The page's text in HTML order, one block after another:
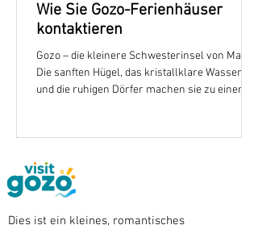
Wie Sie Gozo-Ferienhäuser
kontaktieren
Gozo – die kleinere Schwesterinsel von Malta.
Die sanften Hügel, das kristallklare Wasser
und die ruhigen Dörfer machen sie zu einem
Unterkunft mit Pool träumen, bietet Gozo einige
ich alles teilen, was Sie wissen müssen, um
Gozo-Ferienhäuser zu kontaktieren –
Dies ist ein kleines, romantisches